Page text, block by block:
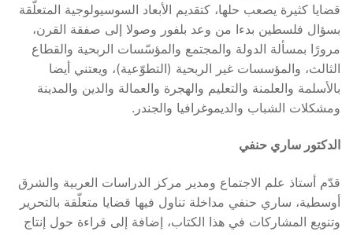
قضايا كثيرة يصعب حلها، كتقديم الأبعاد السوسيولوجية المتعلّقة
بسؤال فلسطين بدءا من وعد بلفور وصولا إلى صفقة القرن،
مرورًا بمسألة الدولة والمجتمع والمؤسّسات الربحية والقطاع
الثالث، والمؤسسات غير الربحية (التطوّعية)، ويعتني أيضا
بالأسلمة والعلمنة والتعليم والهجرة والعمالة والدين والمدينة
ومشكلات الشباب والديموغرافيا والجندر.
الدكتور ساري حنفي
قدّم أستاذ علم الاجتماع ومدير مركز الدراسات العربية والشرق
أوسطية، ساري حنفي مداخلة تناول فيها قضايا متعلّقة بالتحرير
وتنويع المشاركات في هذا الكتاب، إضافة إلى قراءة حول إنتاج